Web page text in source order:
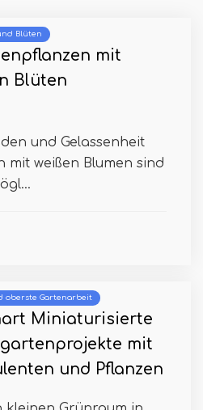
Blüten
mit
Blüten
und Gelassenheit
weißen Blumen sind
oberste Gartenarbeit
Miniaturisierte
mit
und Pflanzen